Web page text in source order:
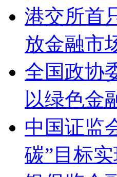
港交所首
放金融市
全国政协
以绿色金
中国证监
碳”目标